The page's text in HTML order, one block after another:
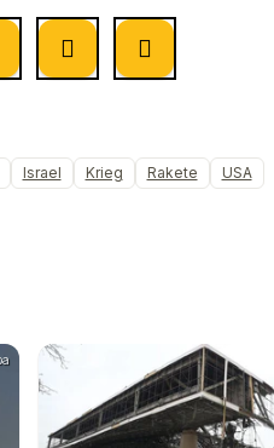
Israel Krieg Rakete USA